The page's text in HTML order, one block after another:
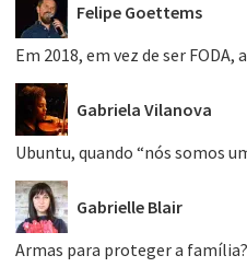
Felipe Goettems
Em 2018, em vez de ser
Gabriela Vilanova
Ubuntu, quando “nós somos
Gabrielle Blair
Armas para proteger a família?